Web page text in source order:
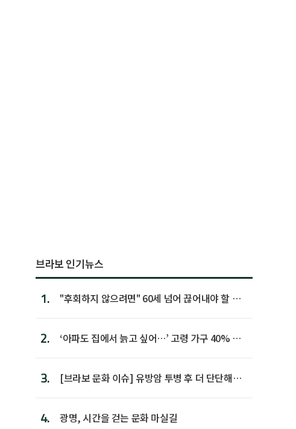
브라보 인기뉴스
1.
"후회하지 않으려면" 60세 넘어 끊어내야 할 사
2.
‘아파도 집에서 늙고 싶어…’ 고령 가구 40% 노
3.
[브라보 문화 이슈] 유방암 투병 후 더 단단해진
4. 광명, 시간을 걷는 문화 마실길